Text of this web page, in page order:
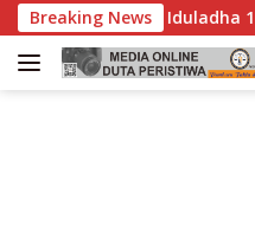
Langsung
ke
konten
Breaking News
1447 H, Polresta